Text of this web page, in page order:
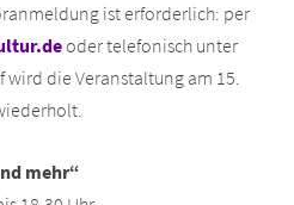
ist erforderlich: per
oder telefonisch unter
wird die Veranstaltung am 15.
mehr“